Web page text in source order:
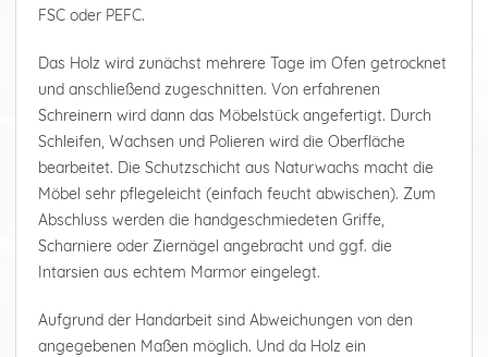
FSC oder PEFC.
Das Holz wird zunächst mehrere Tage im Ofen getrocknet
und anschließend zugeschnitten. Von erfahrenen
Schreinern wird dann das Möbelstück angefertigt. Durch
Schleifen, Wachsen und Polieren wird die Oberfläche
bearbeitet. Die Schutzschicht aus Naturwachs macht die
Möbel sehr pflegeleicht (einfach feucht abwischen). Zum
Abschluss werden die handgeschmiedeten Griffe,
Scharniere oder Ziernägel angebracht und ggf. die
Intarsien aus echtem Marmor eingelegt.
Aufgrund der Handarbeit sind Abweichungen von den
angegebenen Maßen möglich. Und da Holz ein